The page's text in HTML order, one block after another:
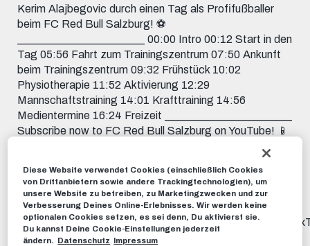
Kerim Alajbegovic durch einen Tag als Profifußballer
beim FC Red Bull Salzburg! ⚽️
_______________________ 00:00 Intro 00:12 Start in den
Tag 05:56 Fahrt zum Trainingszentrum 07:50 Ankunft
beim Trainingszentrum 09:32 Frühstück 10:02
Physiotherapie 11:52 Aktivierung 12:29
Mannschaftstraining 14:01 Krafttraining 14:56
Medientermine 16:24 Freizeit _______________________
Subscribe now to FC Red Bull Salzburg on YouTube! 📱
INSTAGRAM: https://instagram.com/fcredbullsalzburg
TIKTOK: https://www.tiktok.com/@fcredbullsalzburg
X: https://x.com/redbullsalzburg WHATSAPP:
https://www.whatsapp.com/channel/
THREADS:
Diese Website verwendet Cookies (einschließlich Cookies
von Drittanbietern sowie andere Trackingtechnologien), um
unsere Website zu betreiben, zu Marketingzwecken und zur
Verbesserung Deines Online-Erlebnisses. Wir werden keine
optionalen Cookies setzen, es sei denn, Du aktivierst sie.
Du kannst Deine Cookie-Einstellungen jederzeit
ändern. Datenschutz Impressum